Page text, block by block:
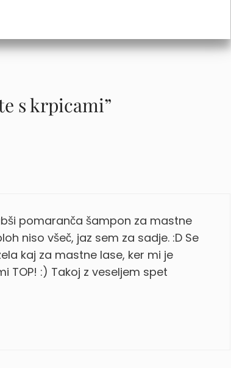
s krpicami”
pomaranča šampon za mastne
niso všeč, jaz sem za sadje. :D Se
kaj za mastne lase, ker mi je
TOP! :) Takoj z veseljem spet